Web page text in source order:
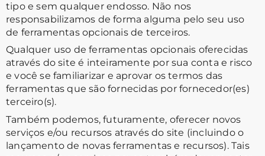
tipo e sem qualquer endosso. Não nos
responsabilizamos de forma alguma pelo seu uso
de ferramentas opcionais de terceiros.
Qualquer uso de ferramentas opcionais oferecidas
através do site é inteiramente por sua conta e risco
e você se familiarizar e aprovar os termos das
ferramentas que são fornecidas por fornecedor(es)
terceiro(s).
Também podemos, futuramente, oferecer novos
serviços e/ou recursos através do site (incluindo o
lançamento de novas ferramentas e recursos). Tais